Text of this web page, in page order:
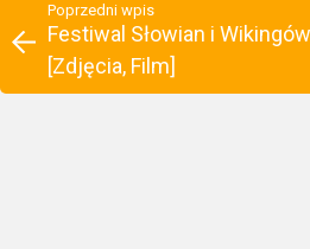
Poprzedni wpis
Festiwal Słowian i
[Zdjęcia, Film]